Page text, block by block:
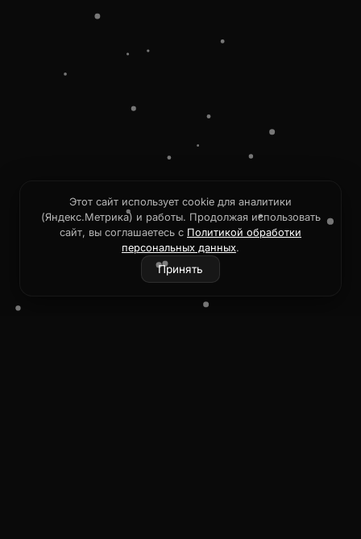
Этот сайт использует cookie для аналитики
(Яндекс.Метрика) и работы. Продолжая использовать
сайт, вы соглашаетесь с Политикой обработки
персональных данных.
Принять